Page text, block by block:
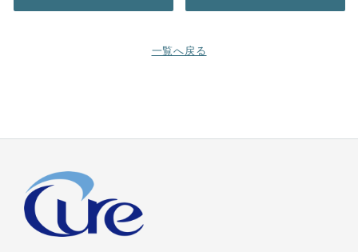
一覧へ戻る